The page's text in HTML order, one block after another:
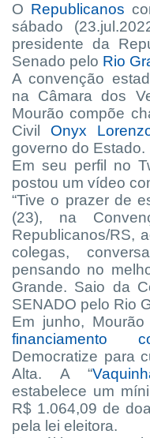
O Republicanos
sábado
presidente da
Senado pelo Rio
A convenção
na Câmara dos
Mourão compõe
Civil Onyx
governo do Estado.
Em seu perfil no
postou um vídeo
“Tive o prazer de
(23), na
Republicanos/RS,
colegas,
pensando no
Grande. Saio da
SENADO pelo Rio
Em junho, Mourão
financiamento
Democratize para
Alta. A “
estabelece um
R$ 1.064,09 de
pela lei eleitora.